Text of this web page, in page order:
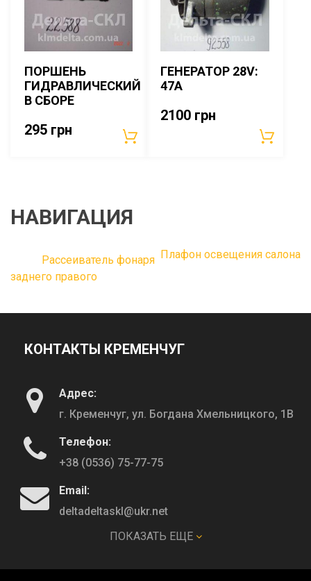
ПОРШЕНЬ
ГИДРАВЛИЧЕСКИЙ
В СБОРЕ
295 грн
ГЕНЕРАТОР 28V:
47A
2100 грн
НАВИГАЦИЯ
Рассеиватель фонаря
заднего правого
Плафон освещения салона
КОНТАКТЫ КРЕМЕНЧУГ
Адрес:
г. Кременчуг, ул. Богдана Хмельницкого, 1В
Телефон:
+38 (0536) 75-77-75
Email:
deltadeltaskl@ukr.net
ПОКАЗАТЬ ЕЩЕ